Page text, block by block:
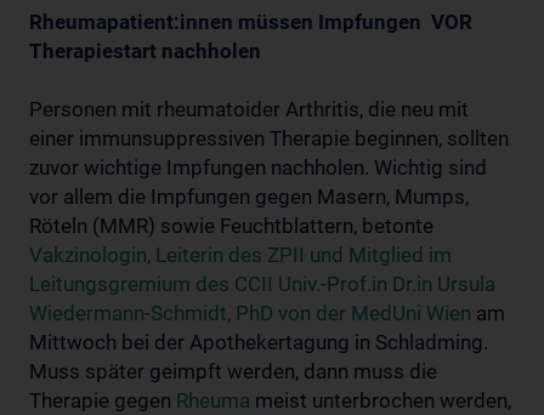
Rheumapatient:innen müssen Impfungen VOR
Therapiestart nachholen
Personen mit rheumatoider Arthritis, die neu mit
einer immunsuppressiven Therapie beginnen, sollten
zuvor wichtige Impfungen nachholen. Wichtig sind
vor allem die Impfungen gegen Masern, Mumps,
Röteln (MMR) sowie Feuchtblattern, betonte
Vakzinologin, Leiterin des ZPII und Mitglied im
Leitungsgremium des CCII Univ.-Prof.in Dr.in Ursula
Wiedermann-Schmidt, PhD von der MedUni Wien am
Mittwoch bei der Apothekertagung in Schladming.
Muss später geimpft werden, dann muss die
Therapie gegen Rheuma meist unterbrochen werden,